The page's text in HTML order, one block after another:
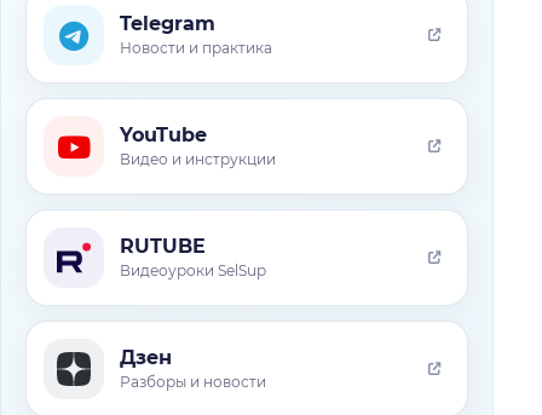
Telegram
Новости и практика
YouTube
Видео и инструкции
RUTUBE
Видеоуроки SelSup
Дзен
Разборы и новости